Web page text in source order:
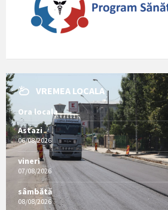
VREMEA LOCALA
Ora locala
Astazi
06/08/2026
vineri
07/08/2026
sâmbătă
08/08/2026